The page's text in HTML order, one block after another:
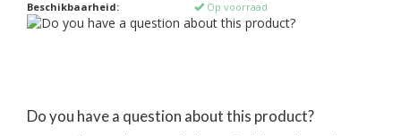
Beschikbaarheid:
Op voorraad
Do you have a question about this product?